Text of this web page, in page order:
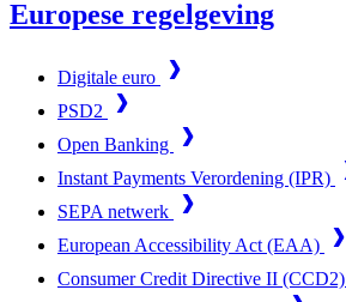
Europese regelgeving
Digitale euro
PSD2
Open Banking
Instant Payments Verordening (IPR)
SEPA netwerk
European Accessibility Act (EAA)
Consumer Credit Directive II (CCD2)